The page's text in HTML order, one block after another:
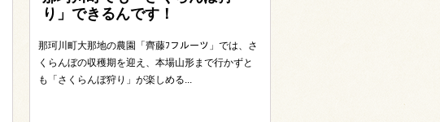
り」できるんです！
那珂川町大那地の農園「齊藤ﾌフルーツ」では、さ
くらんぼの収穫期を迎え、本場山形まで行かずと
も「さくらんぼ狩り」が楽しめる...